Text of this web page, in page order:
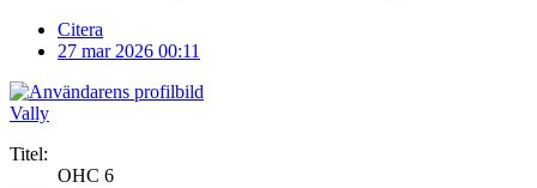
Citera
27 mar 2026 00:11
Vally
Titel:
OHC 6